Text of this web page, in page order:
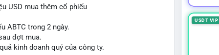
USD mua thêm cổ phiếu
ABTC trong 2 ngày.
đợt mua.
kinh doanh quý của công ty.
USDT